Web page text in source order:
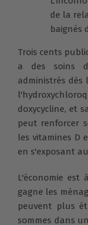
de la
baignés
Trois cents
a des soins
administrés dès
doxycycline, et
peut renforcer
les vitamines D
en s'exposant
L'économie est
gagne les
peuvent plus
sommes dans